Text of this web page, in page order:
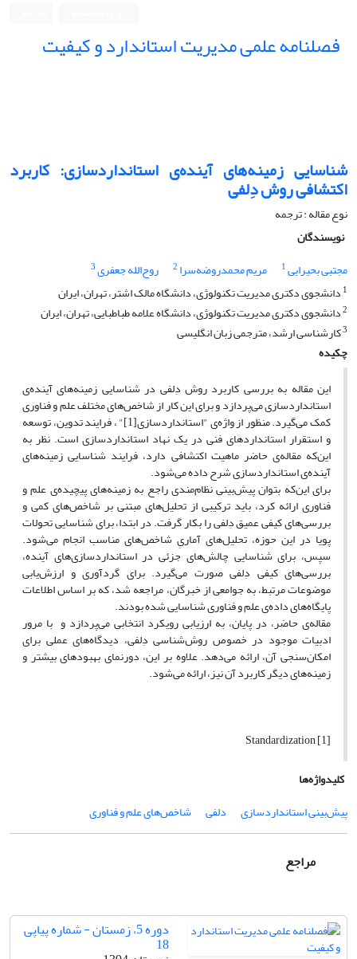
فصلنامه علمی مدیریت استاندارد و کیفیت
شناسایی زمینه‌های آینده‌ی استانداردسازی: کاربرد
اکتشافی روش‌ دِلفی
نوع مقاله : ترجمه
نویسندگان
مجتبی بحیرایی1 مریم محمدروضه‌سرا 2 روح‌الله جعفری3
1 دانشجوی دکتری مدیریت تکنولوژی، دانشگاه مالک اشتر، تهران، ایران
2دانشجوی دکتری مدیریت تکنولوژی، دانشگاه علامه طباطبایی، تهران، ایران
3کارشناسی ارشد، مترجمی زبان انگلیسی
چکیده
این مقاله به بررسی کاربرد روش دِلفی در شناسایی زمینه‌های آینده‌ی
استانداردسازی می‌پردازد و برای این کار از شاخص‌های مختلف علم و فناوری
کمک می‌گیرد. منظور از واژه‌ی "استانداردسازی[1]" ، فرایند تدوین، توسعه
و استقرار استانداردهای فنی در یک نهاد استانداردسازی است. نظر به
این‌که مقاله‌ی حاضر ماهیت اکتشافی دارد، فرایند شناسایی زمینه‌های
آینده‌ی استانداردسازی شرح داده می‌شود.
برای این‌که بتوان پیش‌بینی نظام‌مندی راجع‌ به زمینه‌های پیچیده‌ی علم و
فناوری ارائه کرد، باید ترکیبی از تحلیل‌های مبتنی بر شاخص‌های کمی و
بررسی‌های کیفی عمیق دِلفی را بکار گرفت. در ابتدا، برای شناسایی تحولات
پویا در این حوزه، تحلیل‌های آماریِ شاخص‌های مناسب انجام می‌شود.
سپس، برای شناسایی چالش‌های جزئی در استانداردسازی‌های آینده،
بررسی‌های کیفی دِلفی صورت می‌گیرد. برای گردآوری و ارزش‌یابی
موضوعات مرتبط، به جوامعی از خبرگان، مراجعه شد، که بر اساس اطلاعات
پایگاه‌های داده‌ی علم و فناوری شناسایی شده بودند.
مقاله‌ی حاضر، در پایان، به ارزیابی رویکرد انتخابی می‌پردازد و با مرور
ادبیات موجود در خصوص روش‌شناسی دِلفی، دیدگاه‌های عملی برای
امکان‌سنجی آن، ارائه می‌دهد. علاوه بر این، دورنمای بهبودهای بیشتر و
زمینه‌های دیگر کاربرد آن نیز، ارائه می‌شود.
[1] Standardization
کلیدواژه‌ها
پیش‌بینی استانداردسازی
دلفی شاخص‌های علم و فناوری
مراجع
دوره 5، زمستان - شماره پیاپی
18